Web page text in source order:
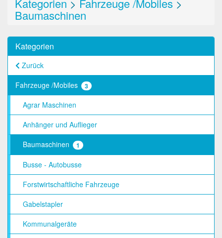
Kategorien > Fahrzeuge /Mobiles >
Baumaschinen
Kategorien
Zurück
Fahrzeuge /Mobiles
3
Agrar Maschinen
Anhänger und Auflieger
Baumaschinen
1
Busse - Autobusse
Forstwirtschaftliche Fahrzeuge
Gabelstapler
Kommunalgeräte